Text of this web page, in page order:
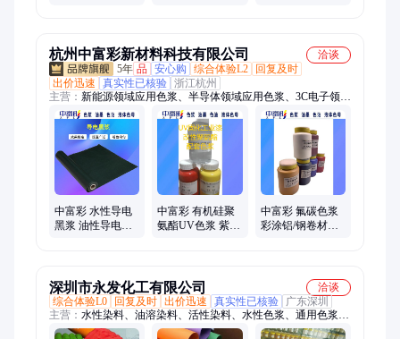
杭州中富彩新材料科技有限公司
洽谈
5年 品 安心购 综合体验L2
回复及时
出价迅速
真实性已核验 浙江杭州
主营： 新能源领域应用色浆、半导体领域应用色浆、3C电子领域
应用色浆、光固化UV色浆、胶粘剂领域应用色浆、聚氨酯发泡
应用色浆、涂布领域应用色浆、胶带保护膜色浆/油墨、增塑剂
色浆、氟碳色浆、发泡色浆、导电色浆、遮光色浆、密封胶色
浆、3D打印树脂、塑料制品用色油
中富彩 水性导电
黑浆 油性导电涂
中富彩 有机硅聚
氨酯UV色浆 紫外
中富彩 氟碳色浆
彩涂铝/钢卷材涂
深圳市永发化工有限公司
洽谈
综合体验L0
回复及时 出价迅速 真实性已核验
广东深圳
主营： 水性染料、油溶染料、活性染料、水性色浆、通用色浆、
粉笔色浆、金属络合染料、酸性染料、分散染料、溶剂染料、阳